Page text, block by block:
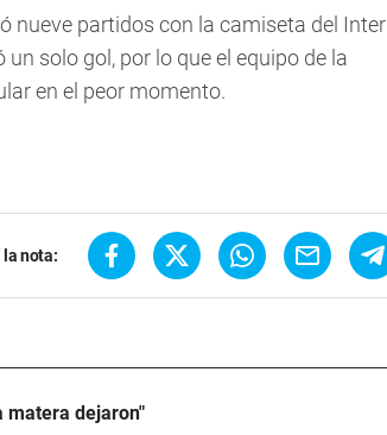
nueve partidos con la camiseta del Inter
solo gol, por lo que el equipo de la
en el peor momento.
nota:
matera dejaron"